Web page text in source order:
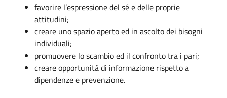
favorire l’espressione del sé e delle proprie
attitudini;
creare uno spazio aperto ed in ascolto dei bisogni
individuali;
promuovere lo scambio ed il confronto tra i pari;
creare opportunità di informazione rispetto a
dipendenze e prevenzione.